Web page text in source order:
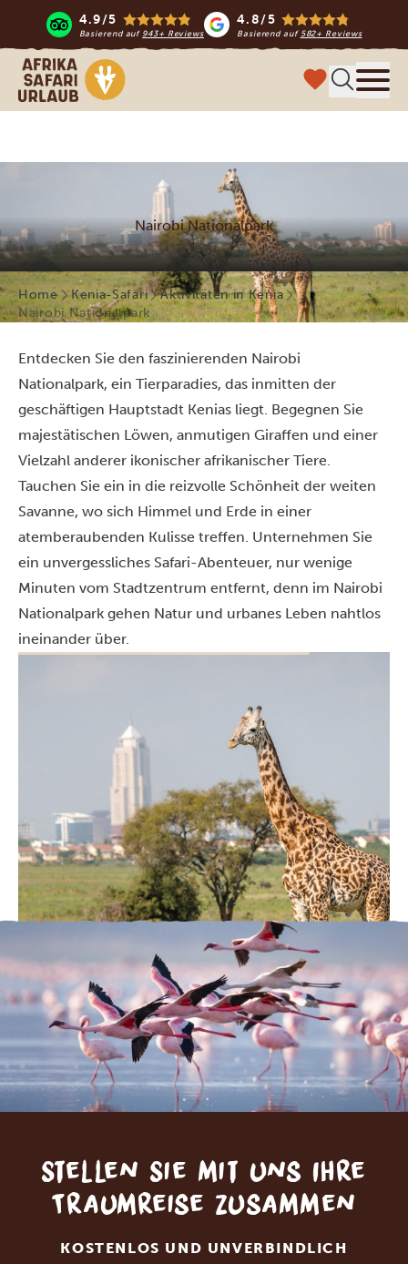
4.9/5
Basierend auf 943+ Reviews
4.8/5
Basierend auf 582+ Reviews
Afrika Safari Urlaub
Nairobi Nationalpark
Home Kenia-Safari
Aktivitäten in Kenia
Nairobi Nationalpark
Entdecken Sie den faszinierenden Nairobi
Nationalpark, ein Tierparadies, das inmitten der
geschäftigen Hauptstadt Kenias liegt. Begegnen Sie
majestätischen Löwen, anmutigen Giraffen und einer
Vielzahl anderer ikonischer afrikanischer Tiere.
Tauchen Sie ein in die reizvolle Schönheit der weiten
Savanne, wo sich Himmel und Erde in einer
atemberaubenden Kulisse treffen. Unternehmen Sie
ein unvergessliches Safari-Abenteuer, nur wenige
Minuten vom Stadtzentrum entfernt, denn im Nairobi
Nationalpark gehen Natur und urbanes Leben nahtlos
ineinander über.
Stellen Sie mit uns Ihre
Traumreise zusammen
KOSTENLOS UND UNVERBINDLICH